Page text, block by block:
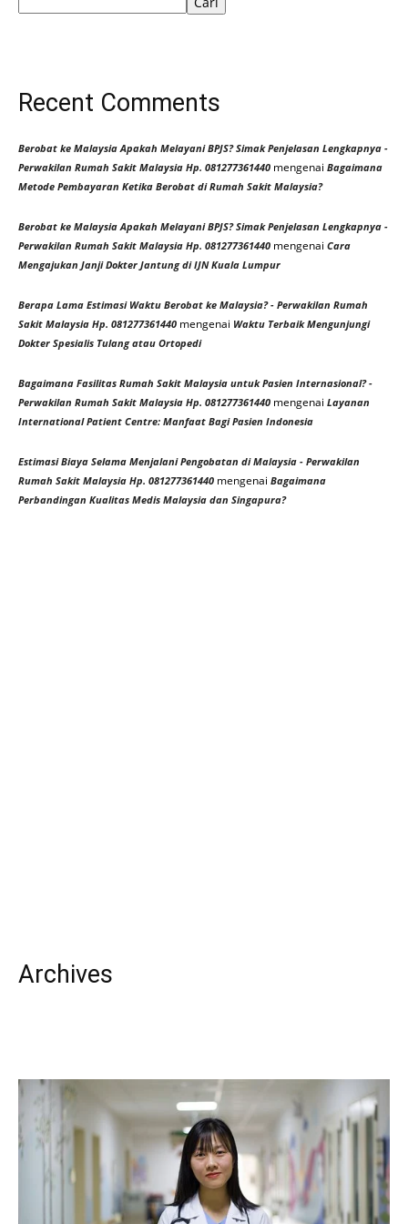
Recent Comments
Berobat ke Malaysia Apakah Melayani BPJS? Simak Penjelasan Lengkapnya -
Perwakilan Rumah Sakit Malaysia Hp. 081277361440 mengenai Bagaimana
Metode Pembayaran Ketika Berobat di Rumah Sakit Malaysia?
Berobat ke Malaysia Apakah Melayani BPJS? Simak Penjelasan Lengkapnya -
Perwakilan Rumah Sakit Malaysia Hp. 081277361440 mengenai Cara
Mengajukan Janji Dokter Jantung di IJN Kuala Lumpur
Berapa Lama Estimasi Waktu Berobat ke Malaysia? - Perwakilan Rumah
Sakit Malaysia Hp. 081277361440 mengenai Waktu Terbaik Mengunjungi
Dokter Spesialis Tulang atau Ortopedi
Bagaimana Fasilitas Rumah Sakit Malaysia untuk Pasien Internasional? -
Perwakilan Rumah Sakit Malaysia Hp. 081277361440 mengenai Layanan
International Patient Centre: Manfaat Bagi Pasien Indonesia
Estimasi Biaya Selama Menjalani Pengobatan di Malaysia - Perwakilan
Rumah Sakit Malaysia Hp. 081277361440 mengenai Bagaimana
Perbandingan Kualitas Medis Malaysia dan Singapura?
Archives